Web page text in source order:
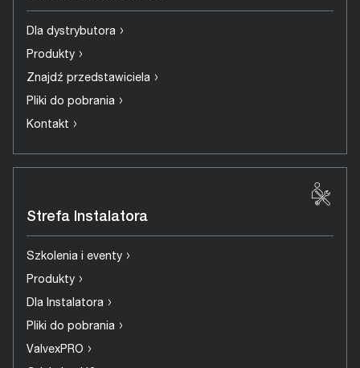
Dla dystrybutora ›
Produkty ›
Znajdź przedstawiciela ›
Pliki do pobrania ›
Kontakt ›
Strefa Instalatora
Szkolenia i eventy ›
Produkty ›
Dla Instalatora ›
Pliki do pobrania ›
ValvexPRO ›